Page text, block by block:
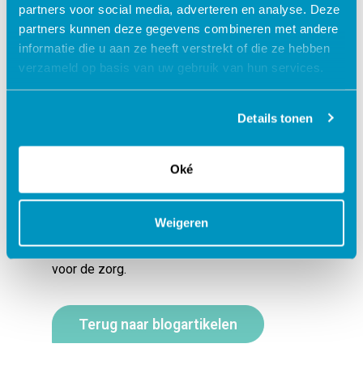
partners voor social media, adverteren en analyse. Deze
partners kunnen deze gegevens combineren met andere
informatie die u aan ze heeft verstrekt of die ze hebben
verzameld op basis van uw gebruik van hun services.
Details tonen
Oké
Weigeren
van 30 naar 15 minuten. Denk je eens in
hoeveel tijd dat scheelt op jaarbasis.
Al met al is mijn conclusie dat plannen eerst
Nadenken over het grote plaatje scheelt in de
afgestemd met de planningsoplossing van
SDB Groep. Meer weten? Bekijk onsaanbod
voor de zorg.
Terug naar blogartikelen